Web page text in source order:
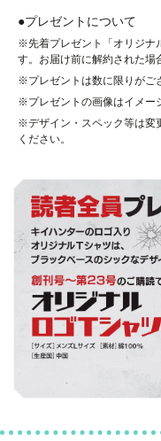
●プレゼントについて
※先着プレゼント「オリジナ
す。お届け前に解約された場
※プレゼントは数に限りがご
※プレゼントの画像はイメー
※デザイン・スペック等は変
ください。